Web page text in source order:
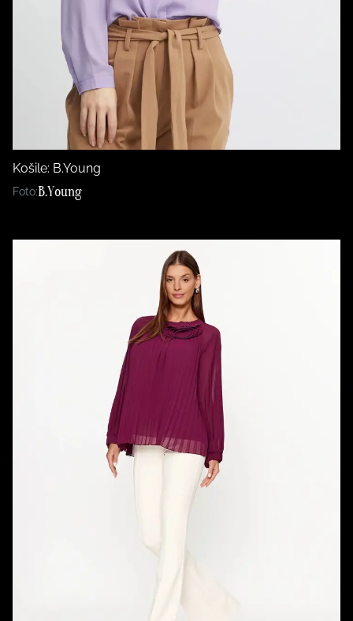
Košile: B.Young
Foto:B.Young